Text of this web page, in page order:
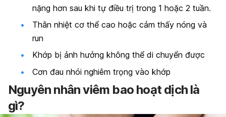
nặng hơn sau khi tự điều trị trong 1 hoặc 2 tuần.
Thân nhiệt cơ thể cao hoặc cảm thấy nóng và
run
Khớp bị ảnh hưởng không thể di chuyển được
Cơn đau nhói nghiêm trọng vào khớp
Nguyên nhân viêm bao hoạt dịch là
gì?